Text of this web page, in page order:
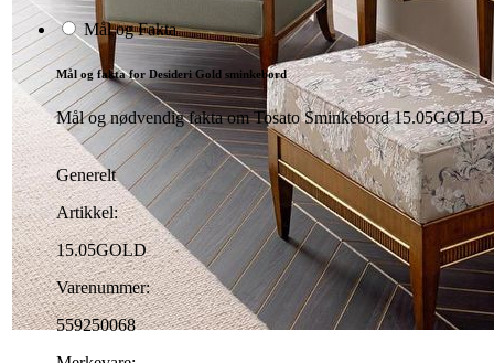
Mål og Fakta
Mål og fakta for Desideri Gold sminkebord
Mål og nødvendig fakta om Tosato Sminkebord
Generelt
Artikkel:
15.05GOLD
Varenummer:
559250068